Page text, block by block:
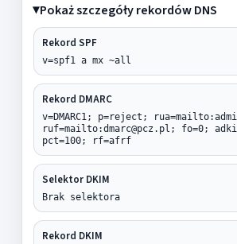
Pokaż szczegóły rekordów DNS
Rekord SPF
v=spf1 a mx ~all
Rekord DMARC
v=DMARC1; p=reject;
ruf=mailto:dmarc@pcz.pl; fo=0;
pct=100; rf=afrf
Selektor DKIM
Brak selektora
Rekord DKIM